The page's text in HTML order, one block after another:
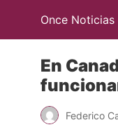
Once Noticias
En
Federico